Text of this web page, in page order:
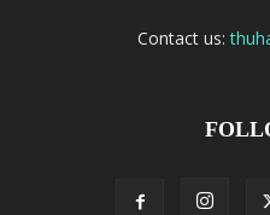
Contact us: